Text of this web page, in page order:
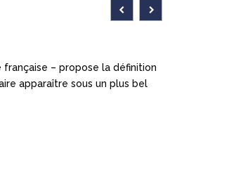
– propose la définition
apparaître sous un plus bel